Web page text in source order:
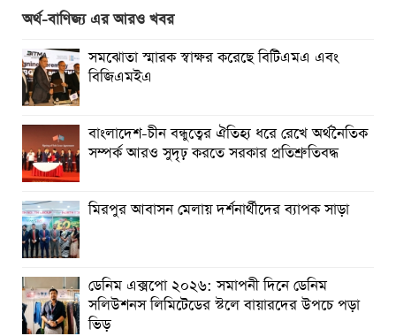
প্রত্যেক অপরাধীর বিচার এ দেশেই হবে, সে যত শক্তিশালীই হোক
না কেন”-চট্টগ্রামে জুলাই গণঅভ্যুত্থান দিবসে ব্যারিস্টার মীর হেলাল
গণঅভ্যুত্থানের অর্জন আজ রাজনৈতিক মাফিয়া ও দুর্বৃত্তায়নের
খপ্পরে : আবু হাসান টিপু
রাঙামাটিতে “ফিরে দেখা রক্তঝরা জুলাই-আগস্ট প্রত্যাশা আর প্রাপ্তি
শীর্ষক “কথকতা” অনুষ্ঠান অনুষ্ঠিত
ছুটির রাতে খোলা ভূমি অফিস, ভেতরে তহশিলদার
অর্থ-বাণিজ্য এর আরও খবর
সমঝোতা স্মারক স্বাক্ষর করেছে বিটিএমএ এবং
বিজিএমইএ
বাংলাদেশ-চীন বন্ধুত্বের ঐতিহ্য ধরে রেখে অর্থনৈতিক
সম্পর্ক আরও সুদৃঢ় করতে সরকার প্রতিশ্রুতিবদ্ধ
মিরপুর আবাসন মেলায় দর্শনার্থীদের ব্যাপক সাড়া
ডেনিম এক্সপো ২০২৬: সমাপনী দিনে ডেনিম
সলিউশনস লিমিটেডের স্টলে বায়ারদের উপচে পড়া
ভিড়